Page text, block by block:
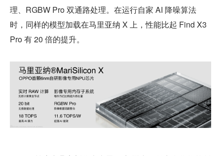
理、RGBW Pro 双通路处理。在运行自家 AI 降噪算法
时，同样的模型加载在马里亚纳 X 上，性能比起 Find X3
Pro 有 20 倍的提升。